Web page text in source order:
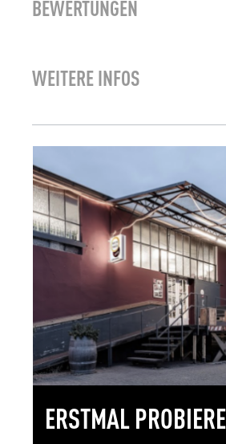
BEWERTUNGEN
WEITERE INFOS
ERSTMAL